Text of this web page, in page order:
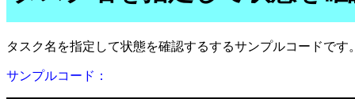
タスク名を指定して状態を確認するするサンプルコードです
サンプルコード：